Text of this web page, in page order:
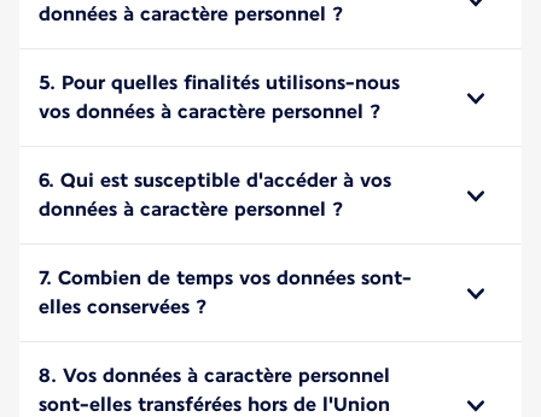
données à caractère personnel ?
5. Pour quelles finalités utilisons-nous
vos données à caractère personnel ?
6. Qui est susceptible d'accéder à vos
données à caractère personnel ?
7. Combien de temps vos données sont-
elles conservées ?
8. Vos données à caractère personnel
sont-elles transférées hors de l'Union